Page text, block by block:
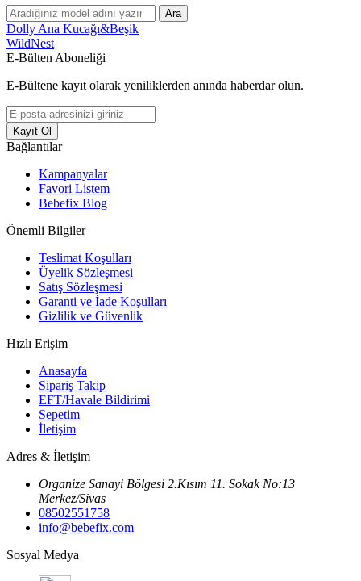
Ara
Dolly Ana Kucağı&Beşik
WildNest
E-Bülten Aboneliği
E-Bültene kayıt olarak yeniliklerden anında haberdar olun.
Kayıt Ol
Bağlantılar
Kampanyalar
Favori Listem
Bebefix Blog
Önemli Bilgiler
Teslimat Koşulları
Üyelik Sözleşmesi
Satış Sözleşmesi
Garanti ve İade Koşulları
Gizlilik ve Güvenlik
Hızlı Erişim
Anasayfa
Sipariş Takip
EFT/Havale Bildirimi
Sepetim
İletişim
Adres & İletişim
Organize Sanayi Bölgesi 2.Kısım 11. Sokak No:13
Merkez/Sivas
08502551758
info@bebefix.com
Sosyal Medya